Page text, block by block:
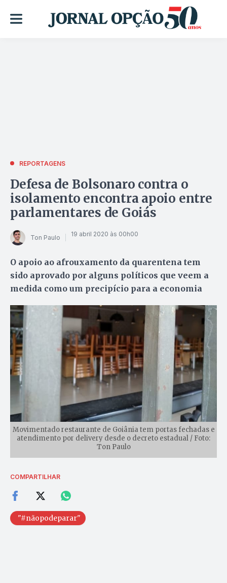
REPORTAGENS
Defesa de Bolsonaro contra o
isolamento encontra apoio entre
parlamentares de Goiás
Ton Paulo 19 abril 2020 às 00h00
O apoio ao afrouxamento da quarentena tem
sido aprovado por alguns políticos que veem a
medida como um precipício para a economia
Movimentado restaurante de Goiânia tem portas fechadas e
atendimento por delivery desde o decreto estadual / Foto:
Ton Paulo
COMPARTILHAR
"#nãopodeparar"